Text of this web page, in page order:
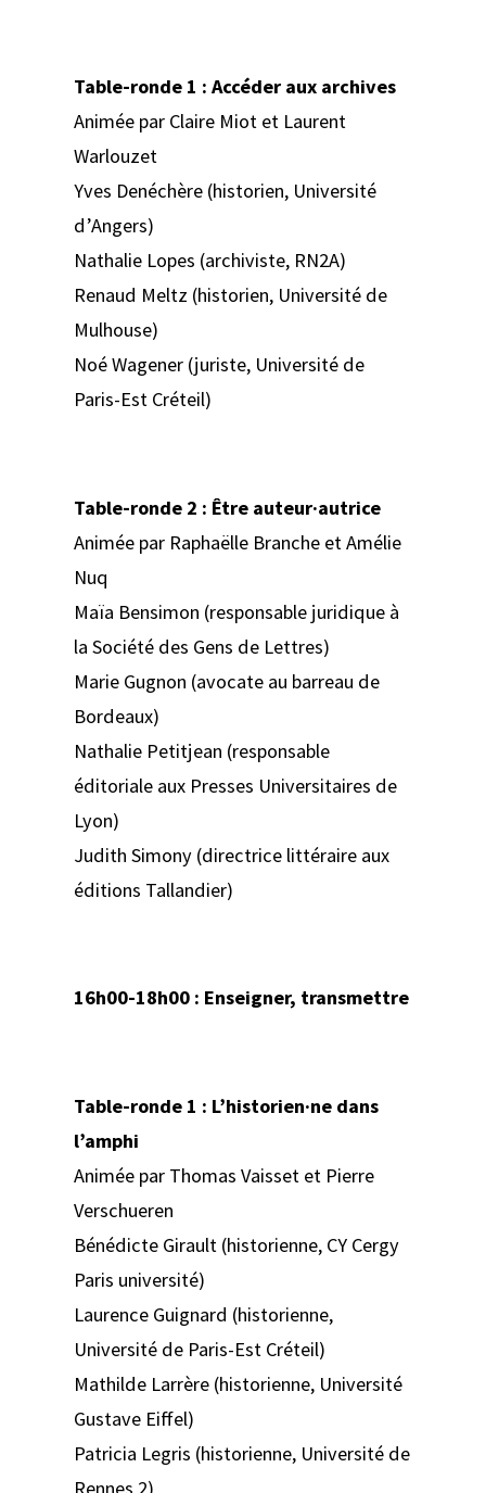
Table-ronde 1 : Accéder aux archives
Animée par Claire Miot et Laurent
Warlouzet
Yves Denéchère (historien, Université
d’Angers)
Nathalie Lopes (archiviste, RN2A)
Renaud Meltz (historien, Université de
Mulhouse)
Noé Wagener (juriste, Université de
Paris-Est Créteil)
Table-ronde 2 : Être auteur·autrice
Animée par Raphaëlle Branche et Amélie
Nuq
Maïa Bensimon (responsable juridique à
la Société des Gens de Lettres)
Marie Gugnon (avocate au barreau de
Bordeaux)
Nathalie Petitjean (responsable
éditoriale aux Presses Universitaires de
Lyon)
Judith Simony (directrice littéraire aux
éditions Tallandier)
16h00-18h00 : Enseigner, transmettre
Table-ronde 1 : L’historien·ne dans
l’amphi
Animée par Thomas Vaisset et Pierre
Verschueren
Bénédicte Girault (historienne, CY Cergy
Paris université)
Laurence Guignard (historienne,
Université de Paris-Est Créteil)
Mathilde Larrère (historienne, Université
Gustave Eiffel)
Patricia Legris (historienne, Université de